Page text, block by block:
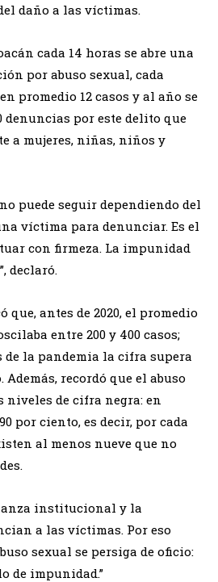
daño a las víctimas.
cada 14 horas se abre una
por abuso sexual, cada
promedio 12 casos y al año se
denuncias por este delito que
a mujeres, niñas, niños y
puede seguir dependiendo del
víctima para denunciar. Es el
con firmeza. La impunidad
declaró.
antes de 2020, el promedio
entre 200 y 400 casos;
de la pandemia la cifra supera
Además, recordó que el abuso
niveles de cifra negra: en
por ciento, es decir, por cada
al menos nueve que no
institucional y la
a las víctimas. Por eso
sexual se persiga de oficio:
de impunidad.”